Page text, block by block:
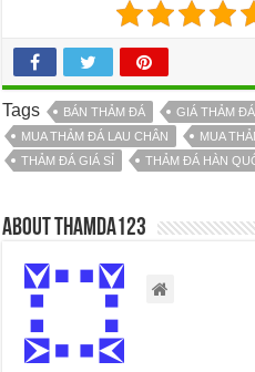
Tags BÁN THẢM ĐÁ
GIÁ THẢM
MUA THẢM ĐÁ LAU CHÂN
MUA
THẢM ĐÁ GIÁ SỈ
THẢM ĐÁ HÀN
About thamda123